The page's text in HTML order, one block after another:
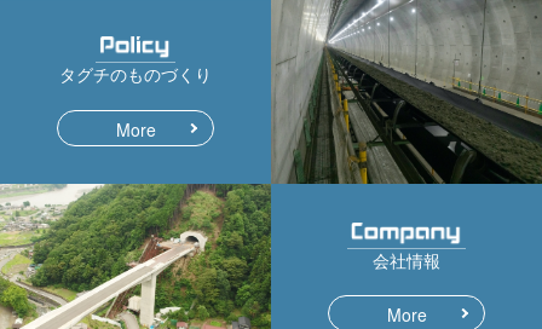
タグチのものづくり
More
会社情報
More